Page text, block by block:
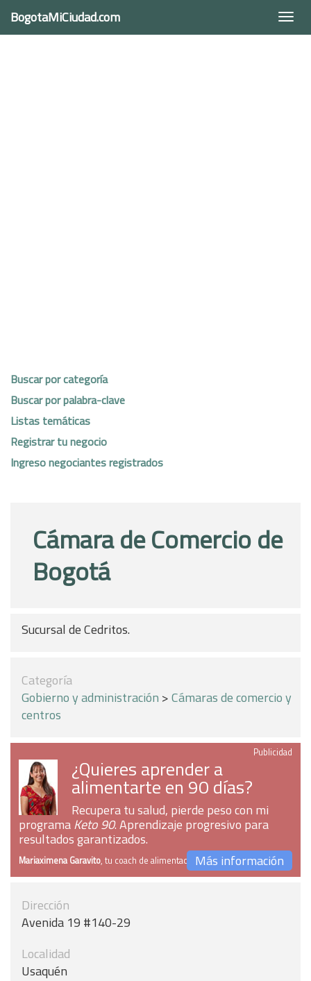
BogotaMiCiudad.com
Buscar por categoría
Buscar por palabra-clave
Listas temáticas
Registrar tu negocio
Ingreso negociantes registrados
Cámara de Comercio de
Bogotá
Sucursal de Cedritos.
Categoría
Gobierno y administración >Cámaras de comercio y
centros
Publicidad
¿Quieres aprender a
alimentarte en 90 días?
Recupera tu salud, pierde peso con mi
programaKeto 90. Aprendizaje progresivo para
resultados garantizados.
Mariaximena Garavito, tu coach de alimentaciónMás información
Dirección
Avenida 19 #140-29
Localidad
Usaquén